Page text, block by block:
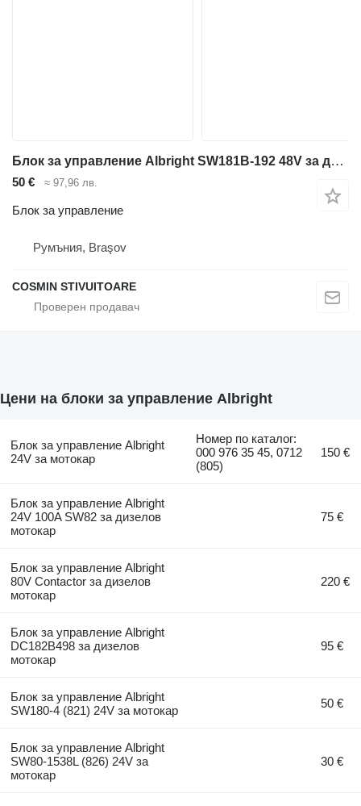
Блок за управление Albright SW181B-192 48V за дизелов мотокар
50 € ≈ 97,96 лв.
Блок за управление
Румъния, Braşov
COSMIN STIVUITOARE
Цени на блоки за управление Albright
Блок за управление Albright
24V за мотокар
Номер по каталог:
000 976 35 45, 0712
(805)
150 €
Блок за управление Albright
24V 100A SW82 за дизелов
мотокар
75 €
Блок за управление Albright
80V Contactor за дизелов
мотокар
220 €
Блок за управление Albright
DC182B498 за дизелов
мотокар
95 €
Блок за управление Albright
SW180-4 (821) 24V за мотокар
50 €
Блок за управление Albright
SW80-1538L (826) 24V за
мотокар
30 €